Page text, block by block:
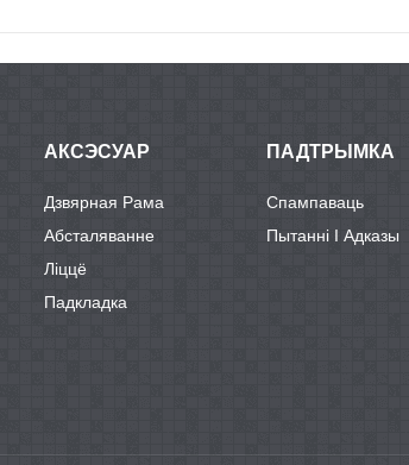
АКСЭСУАР
Дзвярная Рама
Абсталяванне
Ліццё
Падкладка
ПАДТРЫМКА
Спампаваць
Пытанні І Адказы